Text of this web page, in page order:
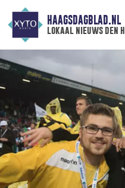
HAAGSDAGBLAD.NL
lokaal nieuws den